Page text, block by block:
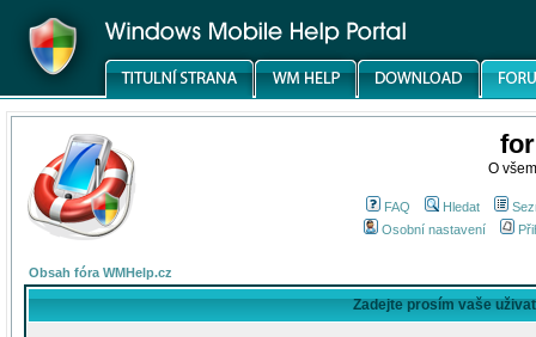
O
FAQ Hledat
Osobní nastavení
Obsah fóra WMHelp.cz
Zadejte prosím vaše